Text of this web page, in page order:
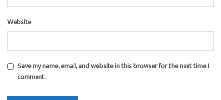
Website
Save my name, email, and website in this browser for the next time I
comment.